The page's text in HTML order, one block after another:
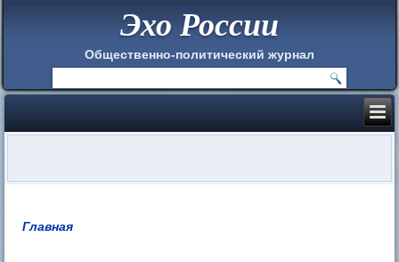
Эхо России
Общественно-политический журнал
Главная